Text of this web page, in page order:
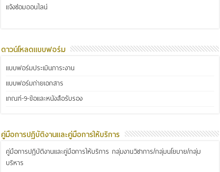
แจ้งซ่อมออนไลน์
ดาวน์โหลดแบบฟอร์ม
แบบฟอร์มประเมินภาระงาน
แบบฟอร์มถ่ายเอกสาร
เกณฑ์-9-ข้อและหนังสือรับรอง
คู่มือการปฏิบัติงานและคู่มือการให้บริการ
คู่มือการปฏิบัติงานและคู่มือการให้บริการ กลุ่มงานวิชาการ/กลุ่มนโยบาย/กลุ่ม
บริหาร